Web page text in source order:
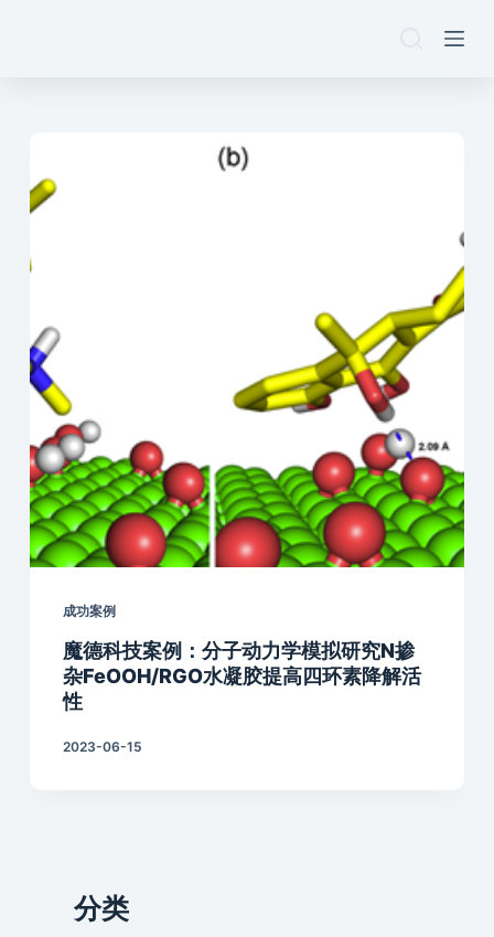
成功案例
魔德科技案例：分子动力学模拟研究N掺
杂FeOOH/RGO水凝胶提高四环素降解活
性
2023-06-15
分类